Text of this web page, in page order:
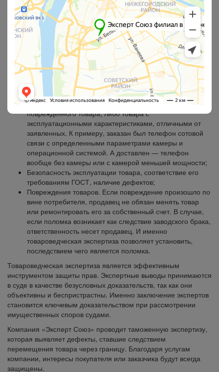
его повреждения, нужно объективно выяснить его стоимость
для взыскания ущерба с виновной стороны. Ущербом
является стоимость имущества. Соответственно, потерпевшей
стороне потребуется заключение эксперта для возмещения
вреда. Иным образом доказать размер ущерба просто
невозможно.
Данные исследования проводятся в любом случае при спорах
о защите прав потребителей. Эксперт отвечает на такие
вопросы, как:
Ненадлежащее качество товара. Это означает поставку
поврежденного товара, либо товара с
эксплуатационными характеристиками, отличными от
заявленных. К примеру, заказан был телефон сотовой
связи с определенными параметрами камеры и
операционной системой. А доставлен — телефон
вообще без камеры или с камерой меньшей мощности;
Безопасность эксплуатации товара, соответствие его
требованиям ГОСТ, наличие дефектов;
Повреждения товаров. Если повреждение произошло по
вине потребителя, продавец не обязан менять товар
или ремонтировать его за собственный счет. В случае,
если поломка возникает как следствие заводского брака,
ответственность несет продавец. И именно
товароведческая экспертиза позволяет установить,
последствием чего является поломка.
Товароведческая экспертиза является эффективным
инструментом защиты прав. Экспертные выводы принимаются
в суде в качестве безусловных доказательств, так как они
объективны и беспристрастны. Именно заключение экспертов
становится ключевым доказательством при рассмотрении
имущественных споров судами.
Компания «Эксперт Союз» проводит таможенную экспертизу,
которая выявляет дефекты, ставшие следствием
перемещения товара через границу. Благодаря услугам
компании, интересы покупателя или заказчика будут всегда
защищены.